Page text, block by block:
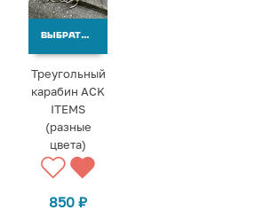
ВЫБРАТЬ ВАРИАНТЫ
Треугольный
карабин ACK
ITEMS
(разные
цвета)
850₽